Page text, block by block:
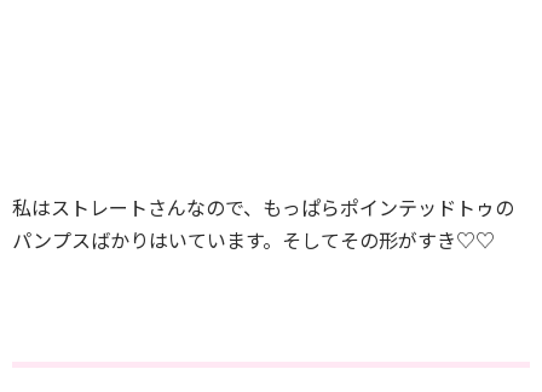
私はストレートさんなので、もっぱらポインテッドトゥの
パンプスばかりはいています。そしてその形がすき♡♡